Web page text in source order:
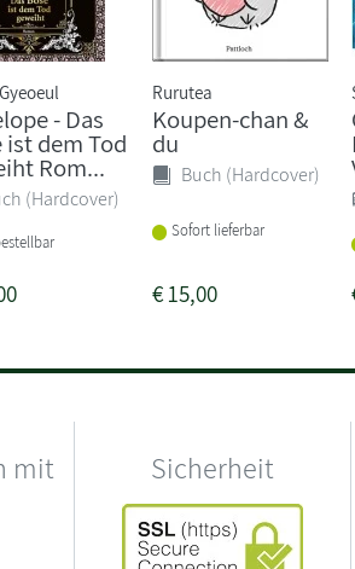
- Das
ist dem Tod
Rom...
(Hardcover)
Rurutea
Koupen-chan &
du
Buch (Hardcover)
Sofort lieferbar
€15,00
mit Sicherheit